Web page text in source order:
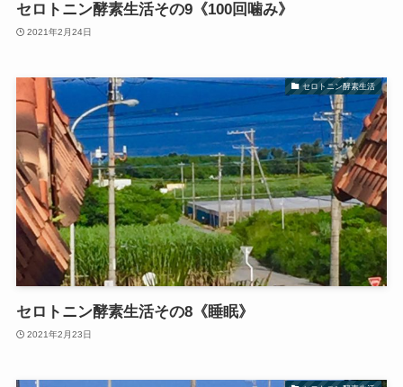
セロトニン酵素生活その9《100回噛み》
2021年2月24日
セロトニン酵素生活
セロトニン酵素生活その8《睡眠》
2021年2月23日